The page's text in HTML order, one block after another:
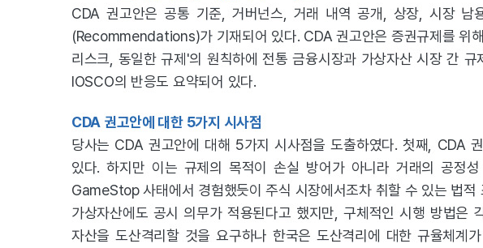
CDA 권고안은 공통 기준, 거버넌스, 거래 내역 공개, 상장, 시장
(Recommendations)가 기재되어 있다. CDA 권고안은 증권규제를 위
리스크, 동일한 규제'의 원칙하에 전통 금융시장과 가상자산 시장 간
IOSCO의 반응도 요약되어 있다.
CDA 권고안에 대한 5가지 시사점
당사는 CDA 권고안에 대해 5가지 시사점을 도출하였다. 첫째, CDA
있다. 하지만 이는 규제의 목적이 손실 방어가 아니라거래의 공정
GameStop 사태에서 경험했듯이 주식 시장에서조차 취할 수 있는 법적
가상자산에도 공시 의무가 적용된다고 했지만, 구체적인 시행 방법은
자산을 도산격리할 것을 요구하나 한국은도산격리에 대한 규율체계